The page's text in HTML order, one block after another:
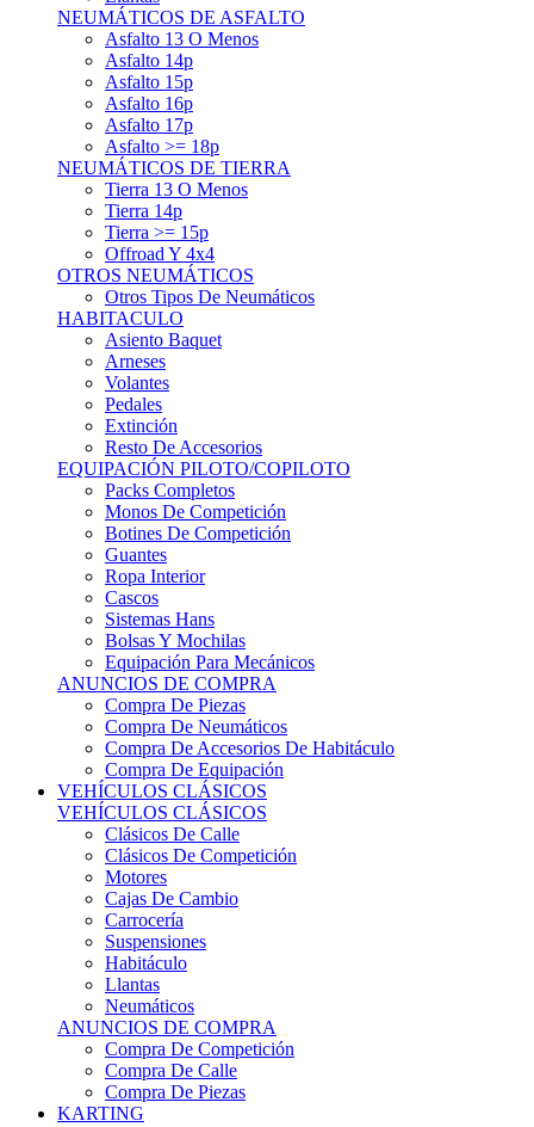
Asfalto 13 O Menos
Asfalto 14p
Asfalto 15p
Asfalto 16p
Asfalto 17p
Asfalto >= 18p
NEUMÁTICOS DE TIERRA
Tierra 13 O Menos
Tierra 14p
Tierra >= 15p
Offroad Y 4x4
OTROS NEUMÁTICOS
Otros Tipos De Neumáticos
HABITACULO
Asiento Baquet
Arneses
Volantes
Pedales
Extinción
Resto De Accesorios
EQUIPACIÓN PILOTO/COPILOTO
Packs Completos
Monos De Competición
Botines De Competición
Guantes
Ropa Interior
Cascos
Sistemas Hans
Bolsas Y Mochilas
Equipación Para Mecánicos
ANUNCIOS DE COMPRA
Compra De Piezas
Compra De Neumáticos
Compra De Accesorios De Habitáculo
Compra De Equipación
VEHÍCULOS CLÁSICOS
VEHÍCULOS CLÁSICOS
Clásicos De Calle
Clásicos De Competición
Motores
Cajas De Cambio
Carrocería
Suspensiones
Habitáculo
Llantas
Neumáticos
ANUNCIOS DE COMPRA
Compra De Competición
Compra De Calle
Compra De Piezas
KARTING
KARTING